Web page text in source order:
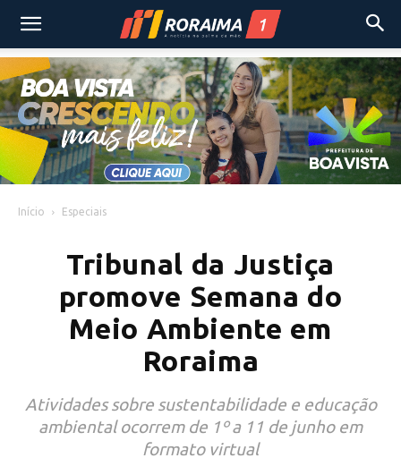
Início Especiais
Tribunal da Justiça
promove Semana do
Meio Ambiente em
Roraima
Atividades sobre sustentabilidade e educação
ambiental ocorrem de 1º a 11 de junho em
formato virtual